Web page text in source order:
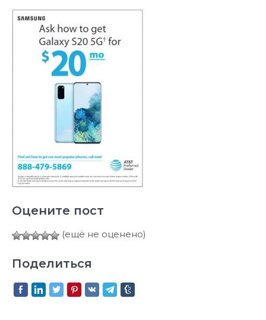
Оцените пост
(ещё не оценено)
Поделиться